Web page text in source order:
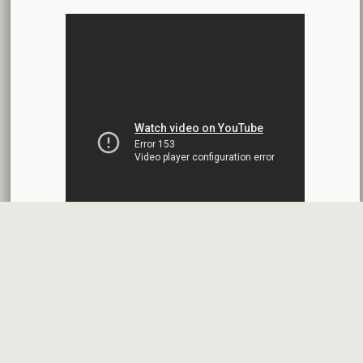
البيانات المالية النهائية عن العام 2025